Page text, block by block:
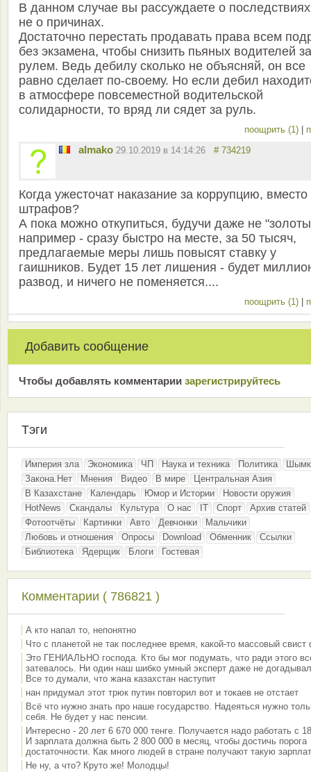
В данном случае вы рассуждаете о
не о причинах.
Достаточно перестать продавать права всем
без экзамена, чтобы снизить пьяных водителей за
рулем. Ведь дебилу сколько не объясняй, он все
равно сделает по-своему. Но если дебил
в атмосфере повсеместной водительской
солидарности, то вряд ли сядет за руль.
поощрить (1)
almako 29.10.2019 в 14:14:26 # 734219
Когда ужесточат наказание за коррупцию, вместо
штрафов?
А пока можно откупиться, будучи даже не
например - сразу быстро на месте, за 50 тысяч,
предлагаемые меры лишь повысят ставку у
гаишников. Будет 15 лет лишения - будет
развод, и ничего не поменяется....
поощрить (1)
Добавить сообщение
Чтобы добавлять комментарии зарeгиcтрирyйтeсь
Тэги
Империя зла Экономика ЧП Наука и техника Политика
Закона.Нет
Мнения Видео В мире
Центральная Азия
В Казахстане
Календарь Юмор и Истории
Новости оружия
HotNews
Скандалы Культура О нас IT Спорт
Архив статей
Фотоотчёты
Картинки Авто Девчонки
Мальчики
Любовь и отношения
Опросы Download Обменник
Ссылки
Библиотека
Ядерщик Блоги Гостевая
Комментарии ( 786821 )
А кто напал то, непонятно
Что с планетой не так последнее время, какой-то массовый свист
Это ГЕНИАЛЬНО господа. Кто бы мог подумать, что ради этого
затевалось. Ни один наш шибко умный эксперт даже не
Все то думали, что жана казахстан наступит
нан придумал этот трюк путин повторил вот и токаев не отстает
Всё что нужно знать про наше государство. Надеяться нужно
себя. Не будет у нас пенсии.
Интересно - 20 лет 6 670 000 тенге. Получается надо работать с
И зарплата должна быть 2 800 000 в месяц, чтобы достичь порога
достаточности. Как много людей в стране получают такую
Не ну, а что? Круто же! Молодцы!